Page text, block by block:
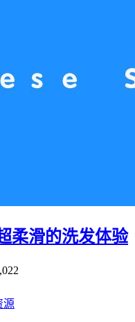
柔滑的洗发体验
源